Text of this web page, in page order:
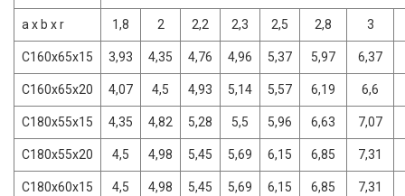
a x b x r 1,8 2 2,2 2,3 2,5 2,8 3
C160x65x15 3,93 4,35 4,76 4,96 5,37 5,97 6,37
C160x65x20 4,07 4,5 4,93 5,14 5,57 6,19 6,6
C180x55x15 4,35 4,82 5,28 5,5 5,96 6,63 7,07
C180x55x20 4,5 4,98 5,45 5,69 6,15 6,85 7,31
C180x60x15 4,5 4,98 5,45 5,69 6,15 6,85 7,31